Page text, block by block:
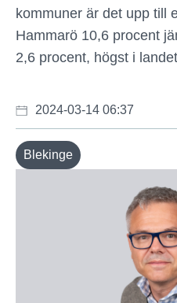
kommuner är det upp till
Hammarö 10,6 procent
2,6 procent, högst i
2024-03-14 06:37
Blekinge